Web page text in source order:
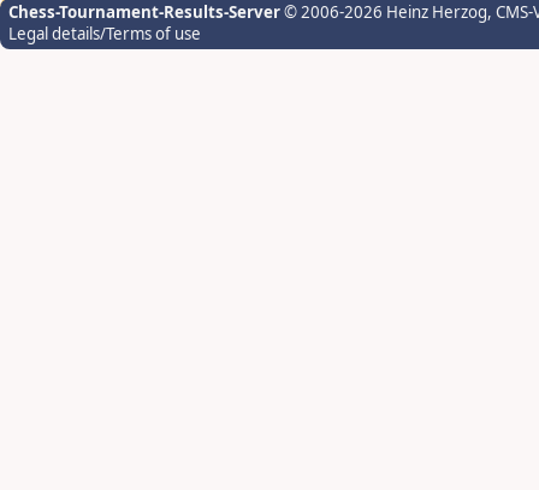
Chess-Tournament-Results-Server© 2006-2026 Heinz Herzog,
Legal details/Terms of use